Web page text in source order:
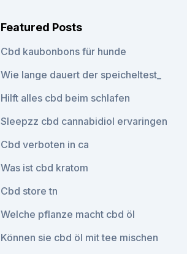
Featured Posts
Cbd kaubonbons für hunde
Wie lange dauert der speicheltest_
Hilft alles cbd beim schlafen
Sleepzz cbd cannabidiol ervaringen
Cbd verboten in ca
Was ist cbd kratom
Cbd store tn
Welche pflanze macht cbd öl
Können sie cbd öl mit tee mischen